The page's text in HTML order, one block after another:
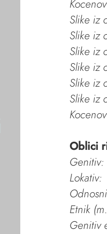
Slike iz
Slike iz
Slike iz
Slike iz
Slike iz
Slike iz
Oblici
Genitiv:
Lokativ:
Etnik
Genitiv